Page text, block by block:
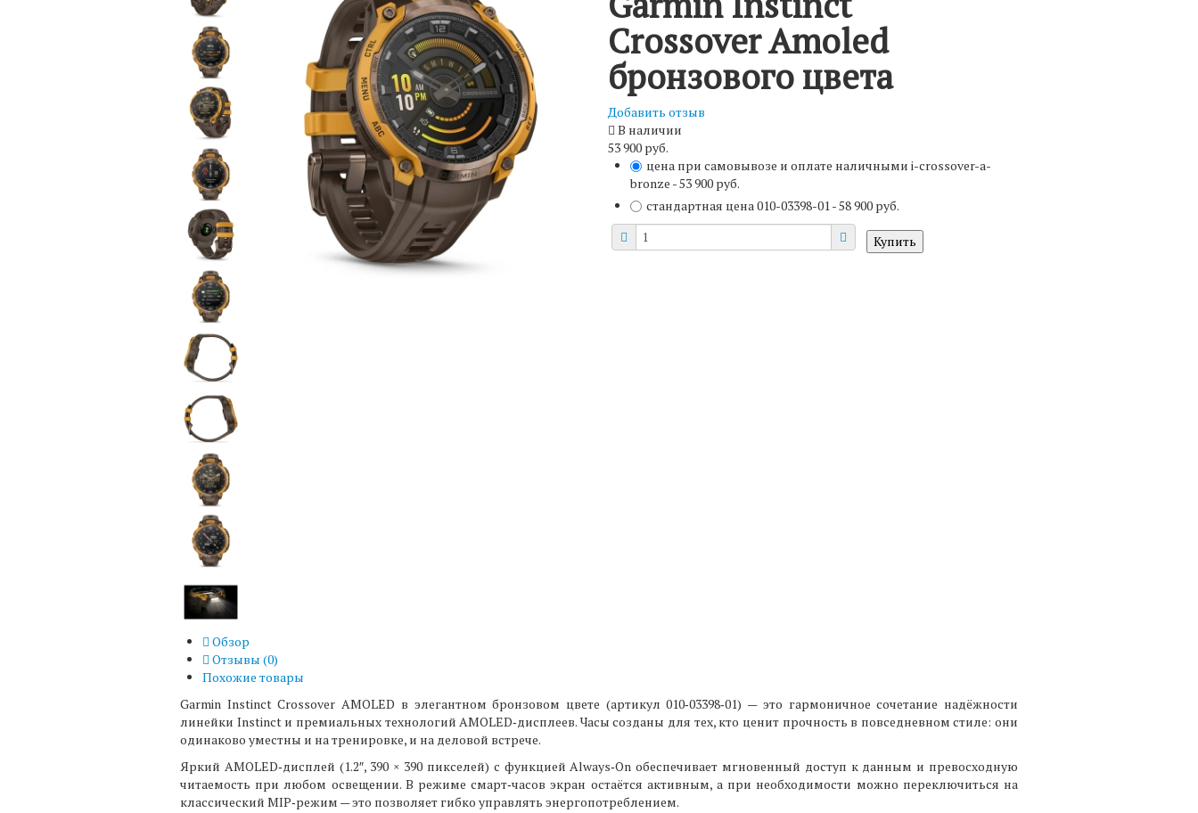
Crossover Amoled
бронзового цвета
Добавить отзыв
В наличии
53 900 руб.
цена при самовывозе и оплате наличными i-crossover-a-
bronze - 53 900 руб.
стандартная цена010-03398-01- 58 900 руб.
Обзор
Отзывы (0)
Похожие товары
Garmin Instinct Crossover AMOLED в элегантном бронзовом цвете (артикул 010‑03398‑01) — это гармоничное сочетание надёжности
линейки Instinct и премиальных технологий AMOLED‑дисплеев. Часы созданы для тех, кто ценит прочность в повседневном стиле: они
одинаково уместны и на тренировке, и на деловой встрече.
Яркий AMOLED‑дисплей (1.2″, 390 × 390 пикселей) с функцией Always‑On обеспечивает мгновенный доступ к данным и превосходную
читаемость при любом освещении. В режиме смарт‑часов экран остаётся активным, а при необходимости можно переключиться на
классический MIP‑режим — это позволяет гибко управлять энергопотреблением.